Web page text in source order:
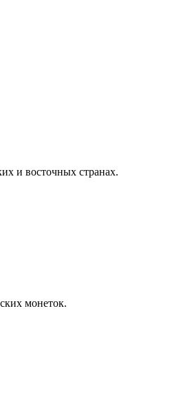
и восточных странах.
монеток.